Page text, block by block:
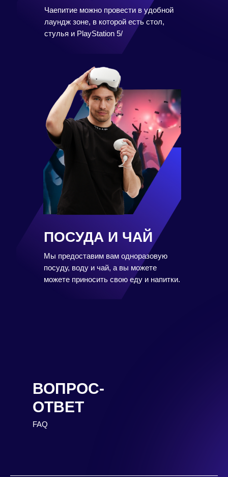
Мы предоставим вам одноразовую
посуду, воду и чай, а вы можете
можете приносить свою еду и напитки.
ПОСУДА И ЧАЙ
Чаепитие можно провести в удобной
лаундж зоне, в которой есть стол,
стулья и PlayStation 5/
ВОПРОС-
ОТВЕТ
FAQ